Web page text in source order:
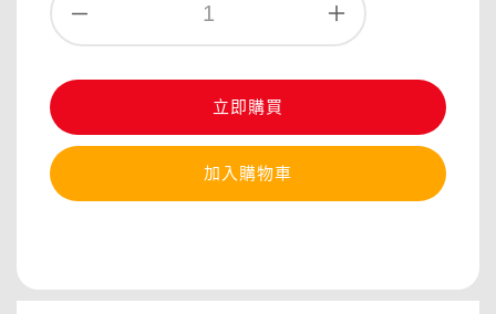
立即購買
加入購物車